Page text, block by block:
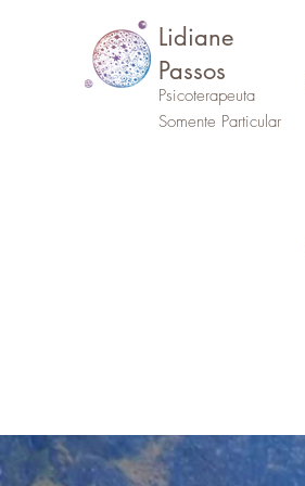
Lidiane
Passos
Psicoterapeuta
Somente Particular